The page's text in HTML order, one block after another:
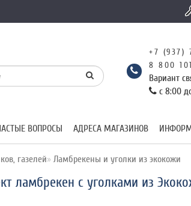
+7 (937)
8 800
Вариант
с 8:00
ВОПРОСЫ АДРЕСА МАГАЗИНОВ
газелей Ламбрекены и уголки из экокожи
ламбрекен с уголками из